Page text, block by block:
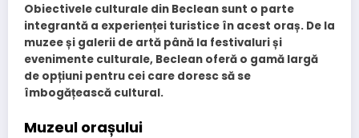
Obiectivele culturale din Beclean sunt o parte
integrantă a experienței turistice în acest oraș. De la
muzee și galerii de artă până la festivaluri și
evenimente culturale, Beclean oferă o gamă largă
de opțiuni pentru cei care doresc să se
îmbogățească cultural.
Muzeul orașului